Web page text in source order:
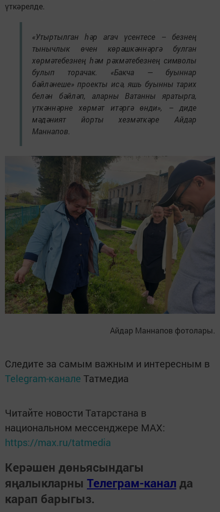
үткәрелде.
«Утыртылган һәр агач үсентесе – безнең
тынычлык өчен көрәшкәннәргә булган
хөрмәтебезнең һәм рәхмәтебезнең символы
булып торачак. «Бакча — буыннар
бәйләнеше» проекты исә, яшь буынны тарих
белән бәйләп, аларны Ватанны яратырга,
үткәннәрне хөрмәт итәргә өнди», – диде
мәдәният йорты хезмәткәре Айдар
Маннапов.
Айдар Маннапов фотолары.
Следите за самым важным и интересным в
Telegram-канале Татмедиа
Читайте новости Татарстана в
национальном мессенджере MАХ:
https://max.ru/tatmedia
Керәшен дөньясындагы
яңалыкларны Телеграм-канал да
карап барыгыз.